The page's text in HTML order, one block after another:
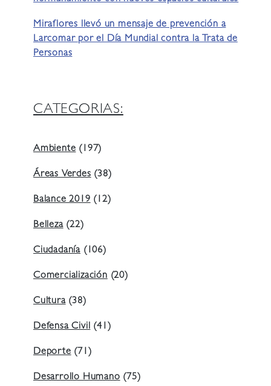
Miraflores llevó un mensaje de prevención a
Larcomar por el Día Mundial contra la Trata de
Personas
CATEGORIAS:
Ambiente(197)
Áreas Verdes(38)
Balance 2019(12)
Belleza(22)
Ciudadanía (106)
Comercialización(20)
Cultura(38)
Defensa Civil(41)
Deporte(71)
Desarrollo Humano(75)